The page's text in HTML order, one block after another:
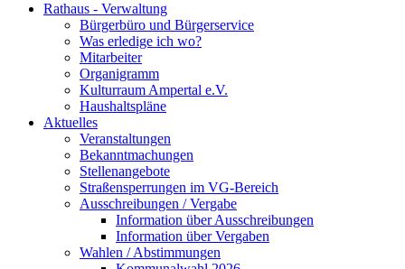
Rathaus - Verwaltung
Bürgerbüro und Bürgerservice
Was erledige ich wo?
Mitarbeiter
Organigramm
Kulturraum Ampertal e.V.
Haushaltspläne
Aktuelles
Veranstaltungen
Bekanntmachungen
Stellenangebote
Straßensperrungen im VG-Bereich
Ausschreibungen / Vergabe
Information über Ausschreibungen
Information über Vergaben
Wahlen / Abstimmungen